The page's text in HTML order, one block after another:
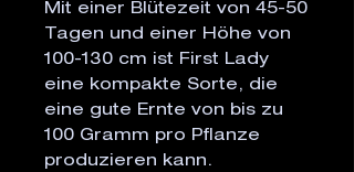
Mit einer Blütezeit von 45-50
Tagen und einer Höhe von
100-130 cm ist First Lady
eine kompakte Sorte, die
eine gute Ernte von bis zu
100 Gramm pro Pflanze
produzieren kann.